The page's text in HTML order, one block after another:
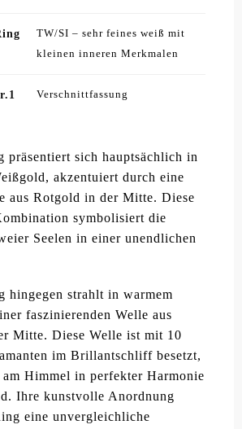
TW/SI – sehr feines weiß mit
kleinen inneren Merkmalen
Verschnittfassung
präsentiert sich hauptsächlich in
akzentuiert durch eine
aus Rotgold in der Mitte. Diese
symbolisiert die
Seelen in einer unendlichen
hingegen strahlt in warmem
faszinierenden Welle aus
Mitte. Diese Welle ist mit 10
im Brillantschliff besetzt,
Himmel in perfekter Harmonie
Ihre kunstvolle Anordnung
eine unvergleichliche